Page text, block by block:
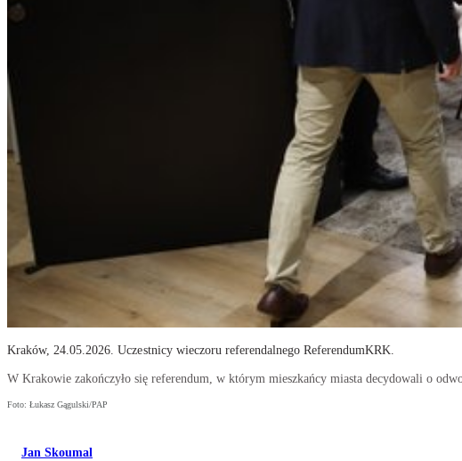
Kraków, 24.05.2026. Uczestnicy wieczoru referendalnego ReferendumKRK.
W Krakowie zakończyło się referendum, w którym mieszkańcy miasta decydowali o
Foto: Łukasz Gągulski/PAP
Jan Skoumal